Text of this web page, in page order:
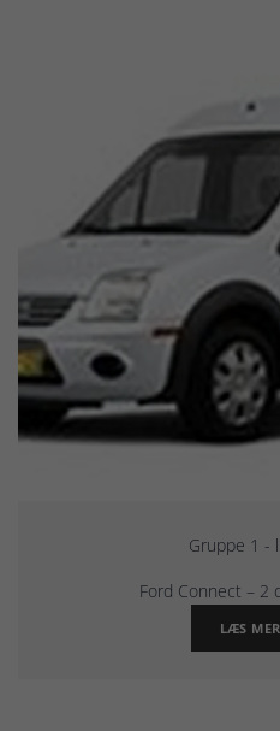
Gruppe 1 -
Ford Connect – 2
LÆS